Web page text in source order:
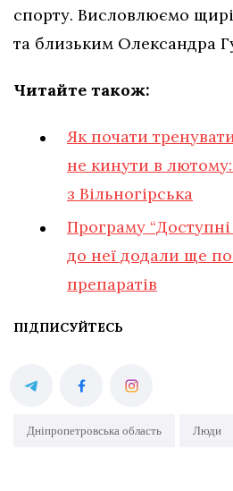
спорту. Висловлюємо щирі
та близьким Олександра
Читайте також:
Як почати
не кинути в
з Вільногірська
Програму
до неї додали ще
препаратів
ПІДПИСУЙТЕСЬ
Дніпропетровська область Люди